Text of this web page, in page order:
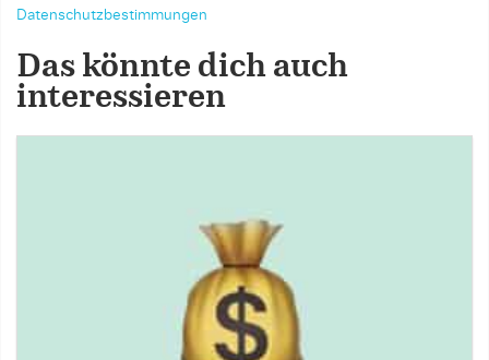
Datenschutzbestimmungen
Das könnte dich auch
interessieren